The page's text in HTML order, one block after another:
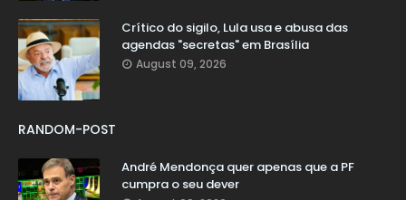
Crítico do sigilo, Lula usa e abusa das
agendas "secretas" em Brasília
August 09, 2026
RANDOM-POST
André Mendonça quer apenas que a PF
cumpra o seu dever